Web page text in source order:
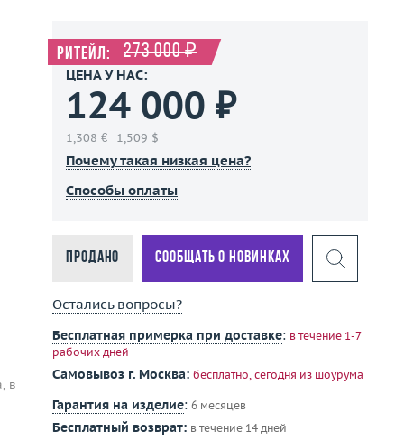
в
Ритейл: 273 000 ₽
ЦЕНА У НАС:
124 000 ₽
1,308 € 1,509 $
Почему такая низкая цена?
Способы оплаты
Продано Сообщать о новинках
Остались вопросы?
Бесплатная примерка при доставке: в течение 1-7
рабочих дней
Самовывоз г. Москва: бесплатно, сегодня из шоурума
Гарантия на изделие: 6 месяцев
Бесплатный возврат: в течение 14 дней